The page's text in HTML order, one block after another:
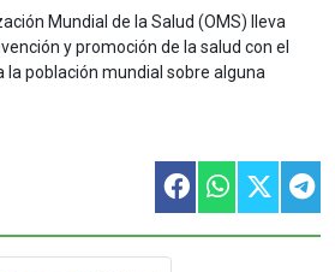
Mundial de la Salud (OMS) lleva
y promoción de la salud con el
población mundial sobre alguna